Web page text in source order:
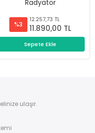
Radyatör
%3
12.257,73 TL
11.890,00 TL
Sepete Ekle
ulaşır.